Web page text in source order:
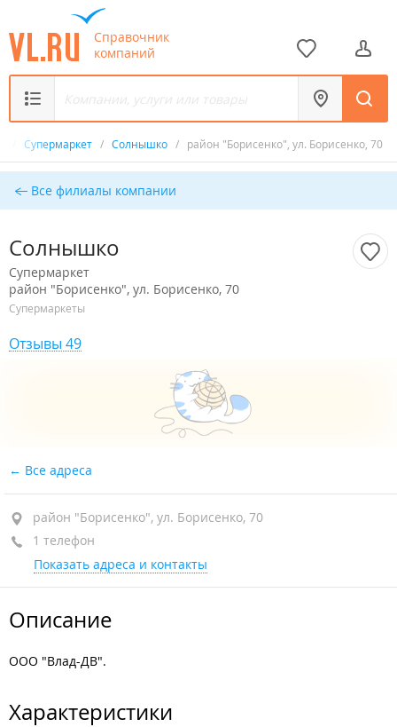
Справочник
компаний
Супермаркет / Солнышко / район "Борисенко", ул. Борисенко, 70
Все филиалы компании
Солнышко
Супермаркет
район "Борисенко", ул. Борисенко, 70
Супермаркеты
Отзывы 49
Все адреса
район "Борисенко", ул. Борисенко, 70
1 телефон
Показать адреса и контакты
Описание
ООО "Влад-ДВ".
Характеристики